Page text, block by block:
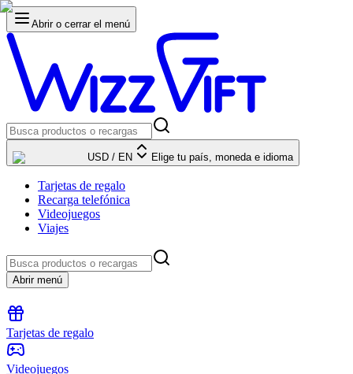
Abrir o cerrar el menú
USD / EN Elige tu país, moneda e idioma
Tarjetas de regalo
Recarga telefónica
Videojuegos
Viajes
Abrir menú
Tarjetas de regalo
Videojuegos